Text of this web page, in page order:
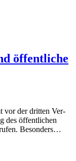
öffentliche
vor der dritten Ver­
des öffent­lichen
Besonders…